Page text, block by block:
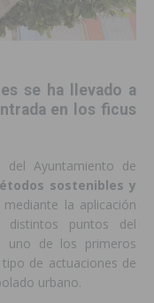
se ha llevado a
en los ficus
del Ayuntamiento de
sostenibles y
la aplicación
puntos del
uno de los primeros
de actuaciones de
urbano.